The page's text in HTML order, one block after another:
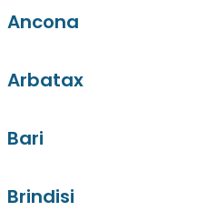
Ancona
Arbatax
Bari
Brindisi